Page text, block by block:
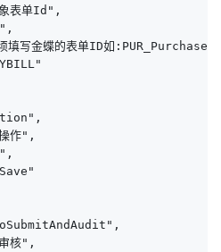
表单Id",
写金蝶的表单ID如
作",
核",